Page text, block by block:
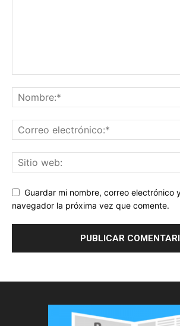
Guardar mi nombre, correo electrónico
navegador la próxima vez que comente.